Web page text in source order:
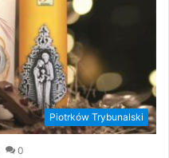
Piotrków Trybunalski
0